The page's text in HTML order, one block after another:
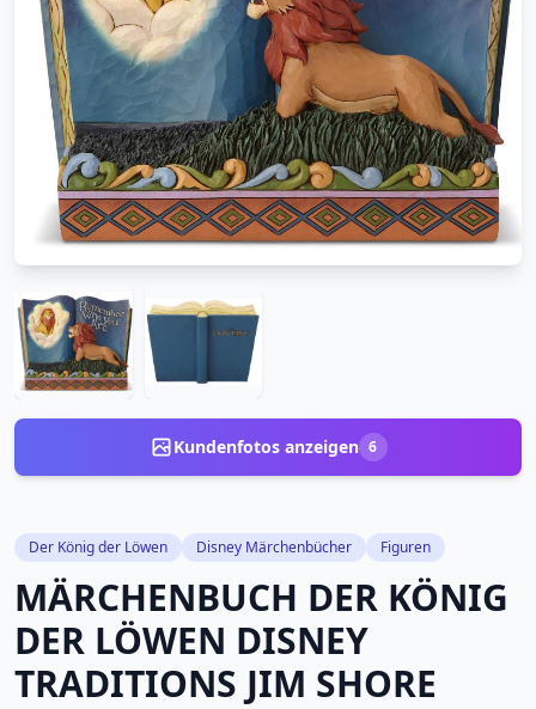
Kundenfotos anzeigen 6
Der König der Löwen Disney Märchenbücher Figuren
MÄRCHENBUCH DER KÖNIG
DER LÖWEN DISNEY
TRADITIONS JIM SHORE